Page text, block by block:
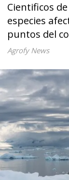
Cientificos
especies
puntos del
Agrofy News